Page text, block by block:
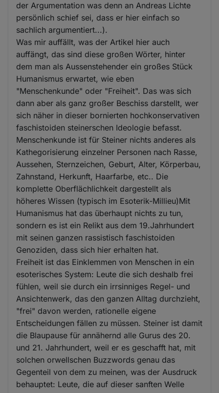
der Argumentation was denn an Andreas Lichte
persönlich schief sei, dass er hier einfach so
sachlich argumentiert...).
Was mir auffällt, was der Artikel hier auch
auffängt, das sind diese großen Wörter, hinter
dem man als Aussenstehender ein großes Stück
Humanismus erwartet, wie eben
"Menschenkunde" oder "Freiheit". Das was sich
dann aber als ganz großer Beschiss darstellt, wer
sich näher in dieser bornierten hochkonservativen
faschistoiden steinerschen Ideologie befasst.
Menschenkunde ist für Steiner nichts anderes als
Kathegorisierung einzelner Personen nach Rasse,
Aussehen, Sternzeichen, Geburt, Alter, Körperbau,
Zahnstand, Herkunft, Haarfarbe, etc.. Die
komplette Oberflächlichkeit dargestellt als
höheres Wissen (typisch im Esoterik-Millieu)Mit
Humanismus hat das überhaupt nichts zu tun,
sondern es ist ein Relikt aus dem 19.Jahrhundert
mit seinen ganzen rassistisch faschistoiden
Genoziden, dass sich hier erhalten hat.
Freiheit ist das Einklemmen von Menschen in ein
esoterisches System: Leute die sich deshalb frei
fühlen, weil sie durch ein irrsinniges Regel- und
Ansichtenwerk, das den ganzen Alltag durchzieht,
"frei" davon werden, rationelle eigene
Entscheidungen fällen zu müssen. Steiner ist damit
die Blaupause für annähernd alle Gurus des 20.
und 21. Jahrhundert, weil er es geschafft hat, mit
solchen orwellschen Buzzwords genau das
Gegenteil von dem zu meinen, was der Ausdruck
behauptet: Leute, die auf dieser sanften Welle